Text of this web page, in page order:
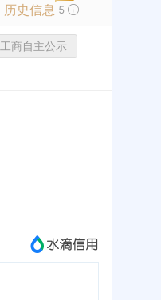
历史信息 5
成为vip查看
工商自主公示